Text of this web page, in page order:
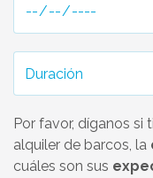
Por favor, díganos si
alquiler de barcos, la
cuáles son sus